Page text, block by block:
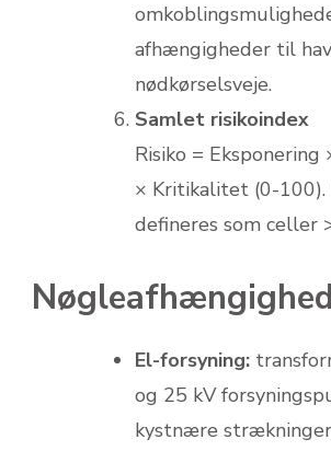
afhængigheder til
nødkørselsveje.
Samlet risikoindex
Risiko = Eksponering
× Kritikalitet (0-
defineres som celler
El-forsyning:
og 25 kV
kystnære